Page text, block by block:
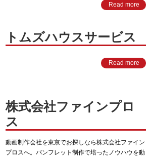
Read more
トムズハウスサービス
Read more
株式会社ファインプロ
ス
動画制作会社を東京でお探しなら株式会社ファイン
プロスへ。パンフレット制作で培ったノウハウを動